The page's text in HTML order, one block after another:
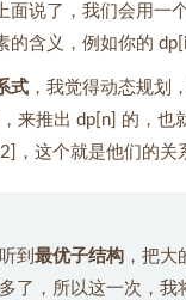
面说了，我们会用一
含义，例如你的
式 ，我觉得动态规划
来推出 dp[n] 的，也
，这个就是他们的关
到 最优子结构 ，把
了，所以这一次，我